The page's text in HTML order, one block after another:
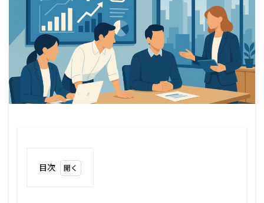
目次